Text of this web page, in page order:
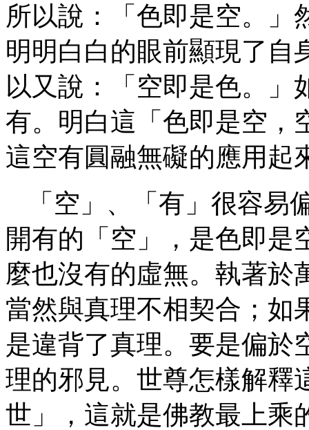
所以說：「色即是空。」
明明白白的眼前顯現了自
以又說：「空即是色。」
有。明白這「色即是空，
這空有圓融無礙的應用
「空」、「有」很容
開有的「空」，是色即是
麼也沒有的虛無。執著於
當然與真理不相契合 ；
是違背了真理。要是偏於
理的邪見。世尊怎樣解釋
世」，這就是佛教最上乘